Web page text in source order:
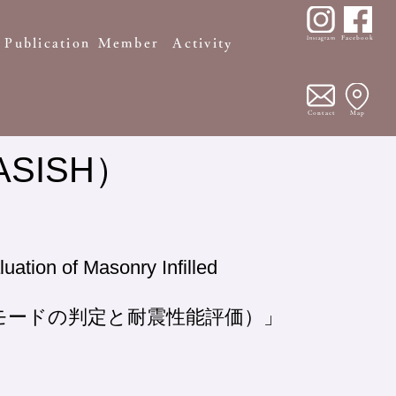
Publication Member Activity Instagram Facebook
Contact Map
）
of Masonry Infilled
ドの判定と耐震性能評価）」